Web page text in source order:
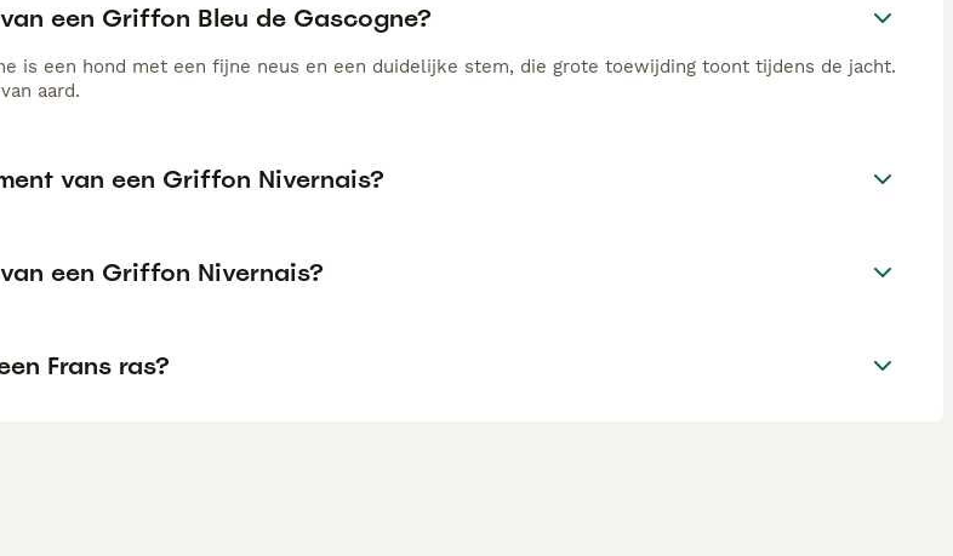
een Griffon Bleu de Gascogne?
is een hond met een fijne neus en een duidelijke stem, die grote toewijding toont tijdens de jacht.
aard.
van een Griffon Nivernais?
een Griffon Nivernais?
Frans ras?